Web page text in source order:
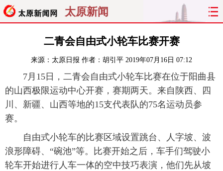
太原新闻
聚焦 太原
经济 关注 文明 出行
纵横 曝光 综合 专题
看天下 晋月读 最太原 网罗民生
太原日报 太原晚报 热评 社区
二青会自由式小轮车比赛开赛
来源： 太原日报 作者：胡引平 2019年07月16日 07:12
7月15日，二青会自由式小轮车比赛在位于阳曲县
的山西极限运动中心开赛，赛期两天。来自陕西、四
川、新疆、山西等地的15支代表队的75名运动员参
赛。
自由式小轮车的比赛区域设置跳台、人字坡、波
浪形障碍、“碗池”等。比赛开始之后，车手们驾驶小
轮车开始进行人车一体的空中技巧表演，他们先从坡